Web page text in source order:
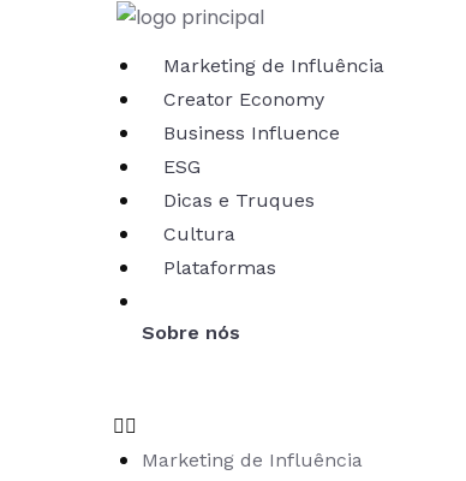
Marketing de Influência
Creator Economy
Business Influence
ESG
Dicas e Truques
Cultura
Plataformas
Sobre nós
Marketing de Influência